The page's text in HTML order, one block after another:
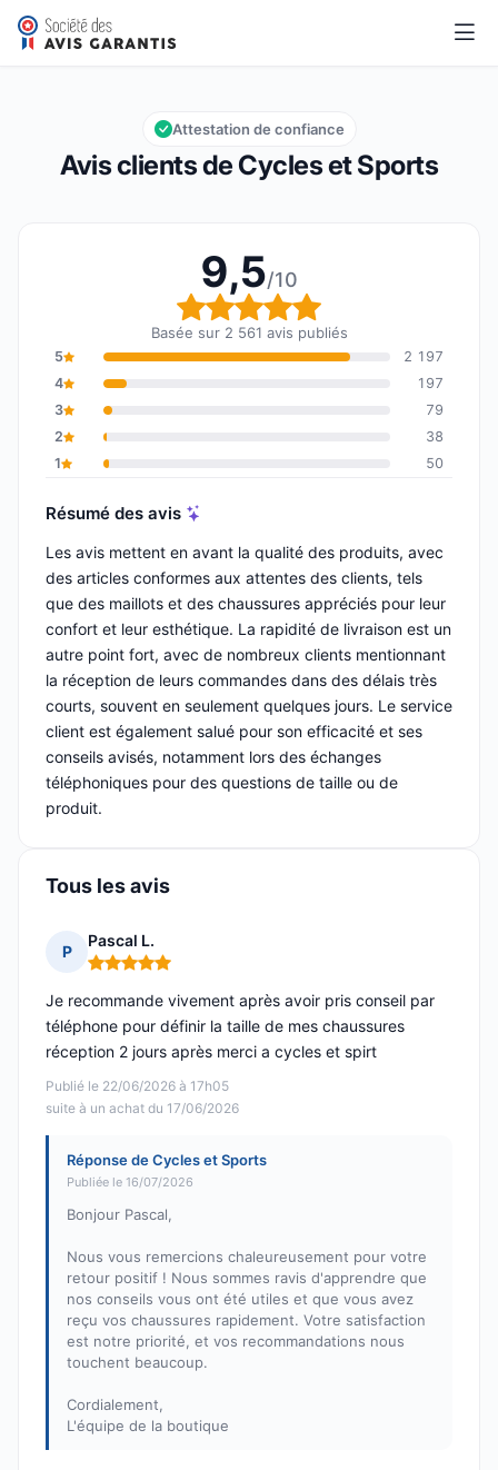
Cycles et Sports
Note globale : 9,5 sur 10
9,5/10
Avis clients de Cycles et Sports
Attestation de confiance
9,5/10
Note globale : 9,5 sur
Basée sur 2 561 avis publiés
5
2 197
4
197
3
79
2
38
1
50
Résumé des avis
Les avis mettent en avant la qualité des produits, avec
des articles conformes aux attentes des clients, tels
que des maillots et des chaussures appréciés pour leur
confort et leur esthétique. La rapidité de livraison est un
autre point fort, avec de nombreux clients mentionnant
la réception de leurs commandes dans des délais très
courts, souvent en seulement quelques jours. Le service
client est également salué pour son efficacité et ses
conseils avisés, notamment lors des échanges
téléphoniques pour des questions de taille ou de
produit.
Tous les avis
P
Pascal L.
Note : 5 sur 5
Publié le 22/06/2026 à 17h05
suite à un achat du 17/06/2026
Je recommande vivement après avoir pris conseil par
téléphone pour définir la taille de mes chaussures
réception 2 jours après merci a cycles et spirt
Réponse de Cycles et Sports
Publiée le 16/07/2026
Bonjour Pascal,
Nous vous remercions chaleureusement pour votre
retour positif ! Nous sommes ravis d'apprendre que
nos conseils vous ont été utiles et que vous avez
reçu vos chaussures rapidement. Votre satisfaction
est notre priorité, et vos recommandations nous
touchent beaucoup.
Cordialement,
L'équipe de la boutique